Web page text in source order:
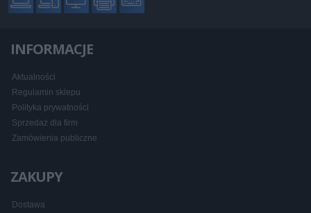
INFORMACJE
Aktualności
Regulamin sklepu
Polityka prywatności
Sprzedaż dla firm
Zamówienia publiczne
ZAKUPY
Dostawa